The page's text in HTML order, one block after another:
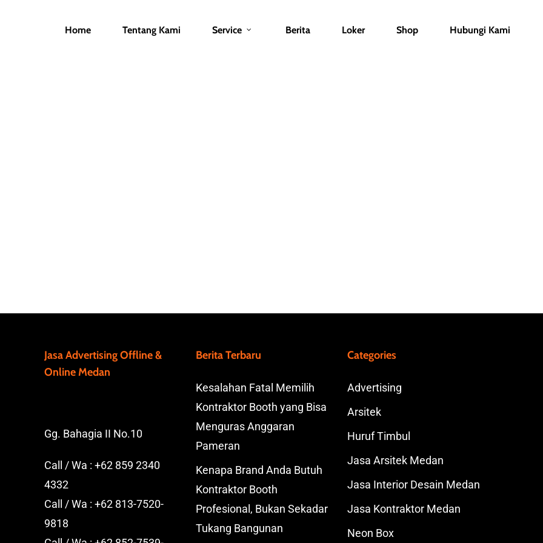
Home Tentang Kami Service Berita Loker Shop Hubungi Kami
Jasa Advertising Offline &
Online Medan
Gg. Bahagia II No.10
Call / Wa : +62 859 2340
4332
Call / Wa : +62 813-7520-
9818
Berita Terbaru
Kesalahan Fatal Memilih
Kontraktor Booth yang Bisa
Menguras Anggaran
Pameran
Kenapa Brand Anda Butuh
Kontraktor Booth
Profesional, Bukan Sekadar
Tukang Bangunan
Categories
Advertising
Arsitek
Huruf Timbul
Jasa Arsitek Medan
Jasa Interior Desain Medan
Jasa Kontraktor Medan
Neon Box